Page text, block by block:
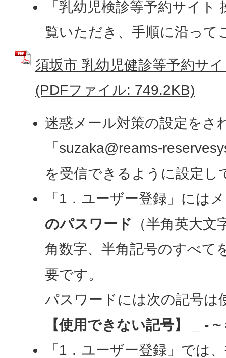
「乳幼児検診等予約サイ
覧いただき、手順に沿って
須坂市 乳幼児健診等予約サ
(PDFファイル: 749.2KB)
迷惑メール対策の設定をさ
「suzaka@reams-
を受信できるように設定
「1．ユーザー登録」には
のパスワード
（半角英大
角数字、半角記号のすべて
要です。
パスワードには次の記号は
【使用できない記号】 _ - ~
「1．ユーザー登録」では